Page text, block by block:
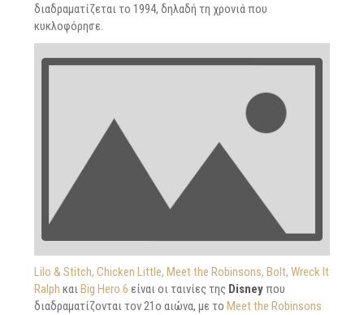
διαδραματίζεται το 1994, δηλαδή τη χρονιά που
κυκλοφόρησε.
Lilo & Stitch, Chicken Little, Meet the Robinsons, Bolt, Wreck It
Ralph καιBig Hero 6 είναι οι ταινίες της Disneyπου
διαδραματίζονται τον 21ο αιώνα, με το Meet the Robinsons